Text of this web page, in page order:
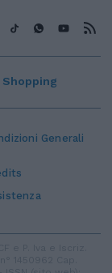
Generali